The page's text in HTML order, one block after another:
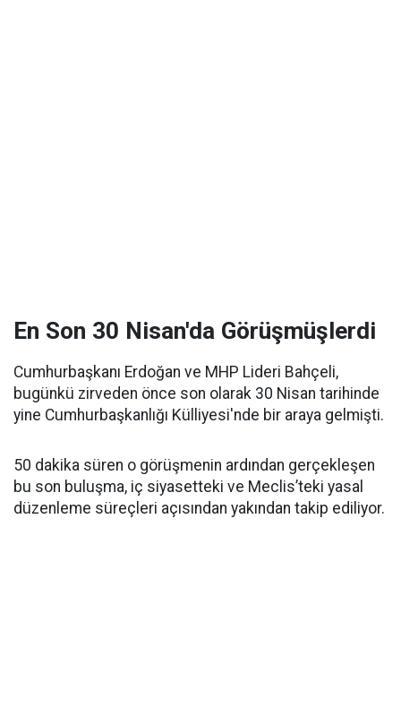
En Son 30 Nisan'da Görüşmüşlerdi
Cumhurbaşkanı Erdoğan ve MHP Lideri Bahçeli,
bugünkü zirveden önce son olarak 30 Nisan tarihinde
yine Cumhurbaşkanlığı Külliyesi'nde bir araya gelmişti.
50 dakika süren o görüşmenin ardından gerçekleşen
bu son buluşma, iç siyasetteki ve Meclis’teki yasal
düzenleme süreçleri açısından yakından takip ediliyor.